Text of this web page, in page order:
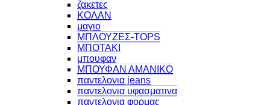
ζακετες
ΚΟΛΑΝ
μαγιο
ΜΠΛΟΥΖΕΣ-TOPS
ΜΠΟΤΑΚΙ
μπουφαν
ΜΠΟΥΦΑΝ ΑΜΑΝΙΚΟ
παντελονια jeans
παντελονια υφασματινα
παντελονια φορμας